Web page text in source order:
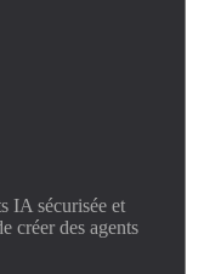
IA sécurisée et
créer des agents